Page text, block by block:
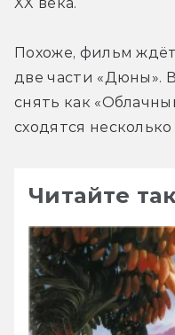
Похоже, фильм
две части «Дюны».
снять как
сходятся несколько
Читайте